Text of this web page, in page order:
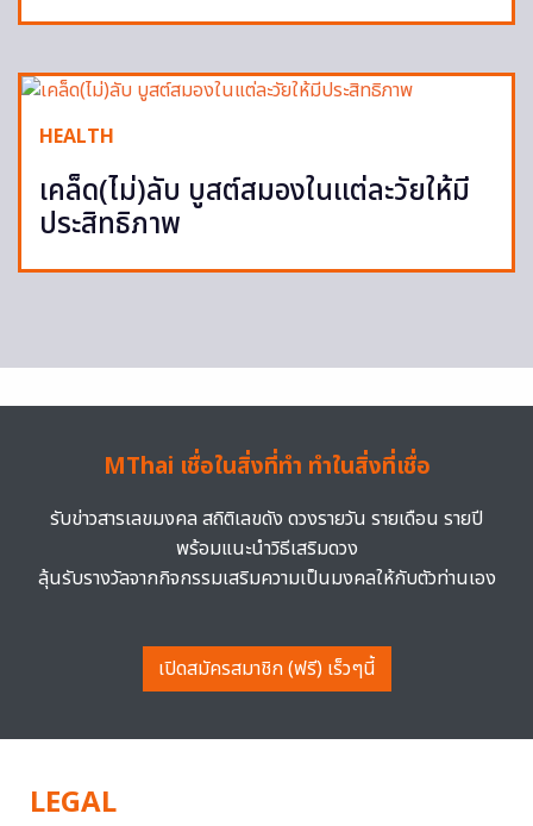
HEALTH
เคล็ด(ไม่)ลับ บูสต์สมองในแต่ละวัยให้มี
ประสิทธิภาพ
MThai เชื่อในสิ่งที่ทำ ทำในสิ่งที่เชื่อ
รับข่าวสารเลขมงคล สถิติเลขดัง ดวงรายวัน รายเดือน รายปี
พร้อมแนะนำวิธีเสริมดวง
ลุ้นรับรางวัลจากกิจกรรมเสริมความเป็นมงคลให้กับตัวท่านเอง
เปิดสมัครสมาชิก (ฟรี) เร็วๆนี้
LEGAL